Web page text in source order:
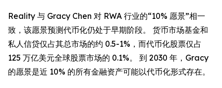
Reality 与 Gracy Chen 对 RWA 行业的“10% 愿景”相一
致，该愿景预测代币化仍处于早期阶段。 货币市场基金和
私人信贷仅占其总市场的约 0.5-1%，而代币化股票仅占
125 万亿美元全球股票市场的 0.1%。 到 2030 年，Gracy
的愿景是近 10% 的所有金融资产可能以代币化形式存在。